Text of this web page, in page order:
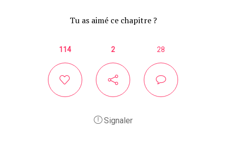
Tu as aimé ce chapitre ?
114 2 28
Signaler